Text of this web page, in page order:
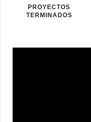
PROYECTOS
TERMINADOS